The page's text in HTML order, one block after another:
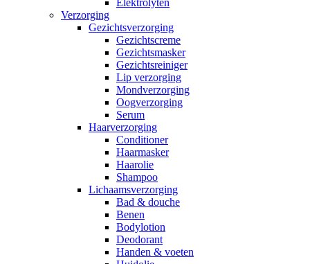
Elektrolyten
Verzorging
Gezichtsverzorging
Gezichtscreme
Gezichtsmasker
Gezichtsreiniger
Lip verzorging
Mondverzorging
Oogverzorging
Serum
Haarverzorging
Conditioner
Haarmasker
Haarolie
Shampoo
Lichaamsverzorging
Bad & douche
Benen
Bodylotion
Deodorant
Handen & voeten